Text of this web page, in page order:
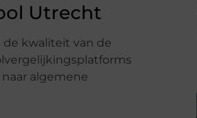
Utrecht
de kwaliteit van de
algemene